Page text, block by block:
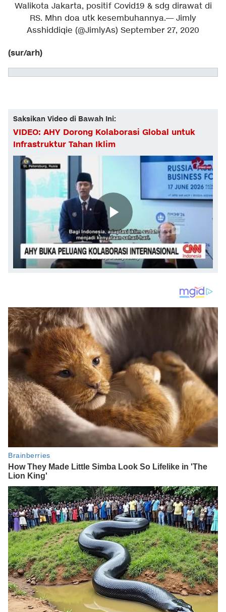
Walikota Jakarta, positif Covid19 & sdg dirawat di
RS. Mhn doa utk kesembuhannya.— Jimly
Asshiddiqie (@JimlyAs) September 27, 2020
(sur/arh)
Saksikan Video di Bawah Ini:
VIDEO: AHY Dorong Kolaborasi Global untuk
Infrastruktur Tahan Iklim